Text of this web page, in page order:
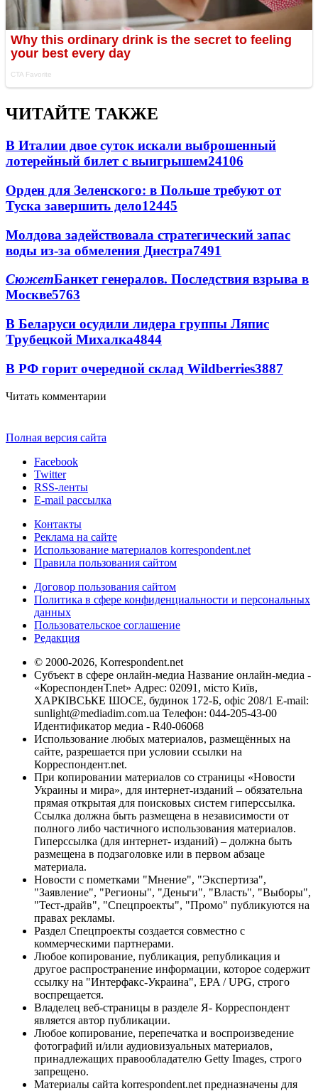
ЧИТАЙТЕ ТАКЖЕ
В Италии двое суток искали выброшенный
лотерейный билет с выигрышем24106
Орден для Зеленского: в Польше требуют от
Туска завершить дело12445
Молдова задействовала стратегический запас
воды из-за обмеления Днестра7491
СюжетБанкет генералов. Последствия взрыва в
Москве5763
В Беларуси осудили лидера группы Ляпис
Трубецкой Михалка4844
В РФ горит очередной склад Wildberries3887
Читать комментарии
Полная версия сайта
Facebook
Twitter
RSS-ленты
E-mail рассылка
Контакты
Реклама на сайте
Использование материалов korrespondent.net
Правила пользования сайтом
Договор пользования сайтом
Политика в сфере конфиденциальности и персональных
данных
Пользовательское соглашение
Редакция
© 2000-2026, Korrespondent.net
Субъект в сфере онлайн-медиа Название онлайн-медиа -
«КореспонденТ.net» Адрес: 02091, місто Київ,
ХАРКІВСЬКЕ ШОСЕ, будинок 172-Б, офіс 208/1 E-mail:
sunlight@mediadim.com.ua Телефон: 044-205-43-00
Идентификатор медиа - R40-06068
Использование любых материалов, размещённых на
сайте, разрешается при условии ссылки на
Корреспондент.net.
При копировании материалов со страницы «Новости
Украины и мира», для интернет-изданий – обязательна
прямая открытая для поисковых систем гиперссылка.
Ссылка должна быть размещена в независимости от
полного либо частичного использования материалов.
Гиперссылка (для интернет- изданий) – должна быть
размещена в подзаголовке или в первом абзаце
материала.
Новости с пометками "Мнение", "Экспертиза",
"Заявление", "Регионы", "Деньги", "Власть", "Выборы",
"Тест-драйв", "Спецпроекты", "Промо" публикуются на
правах рекламы.
Раздел Спецпроекты создается совместно с
коммерческими партнерами.
Любое копирование, публикация, републикация и
другое распространение информации, которое содержит
ссылку на "Интерфакс-Украина", EPA / UPG, строго
воспрещается.
Владелец веб-страницы в разделе Я- Корреспондент
является автор публикации.
Любое копирование, перепечатка и воспроизведение
фотографий и/или аудиовизуальных материалов,
принадлежащих правообладателю Getty Images, строго
запрещено.
Материалы сайта korrespondent.net предназначены для